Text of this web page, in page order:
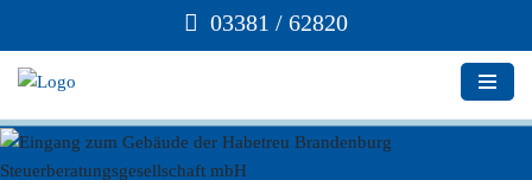
Zum
Inhalt
springen
03381 / 62820